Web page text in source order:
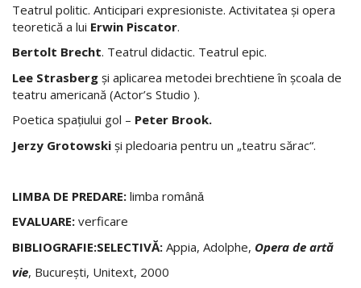
Teatrul politic. Anticipari expresioniste. Activitatea şi opera
teoretică a lui Erwin Piscator.
Bertolt Brecht. Teatrul didactic. Teatrul epic.
Lee Strasberg şi aplicarea metodei brechtiene în şcoala de
teatru americană (Actor’s Studio ).
Poetica spaţiului gol – Peter Brook.
Jerzy Grotowski şi pledoaria pentru un „teatru sărac“.
LIMBA DE PREDARE: limba românǎ
EVALUARE: verficare
BIBLIOGRAFIE:SELECTIVĂ: Appia, Adolphe, Opera de artă
vie, București, Unitext, 2000